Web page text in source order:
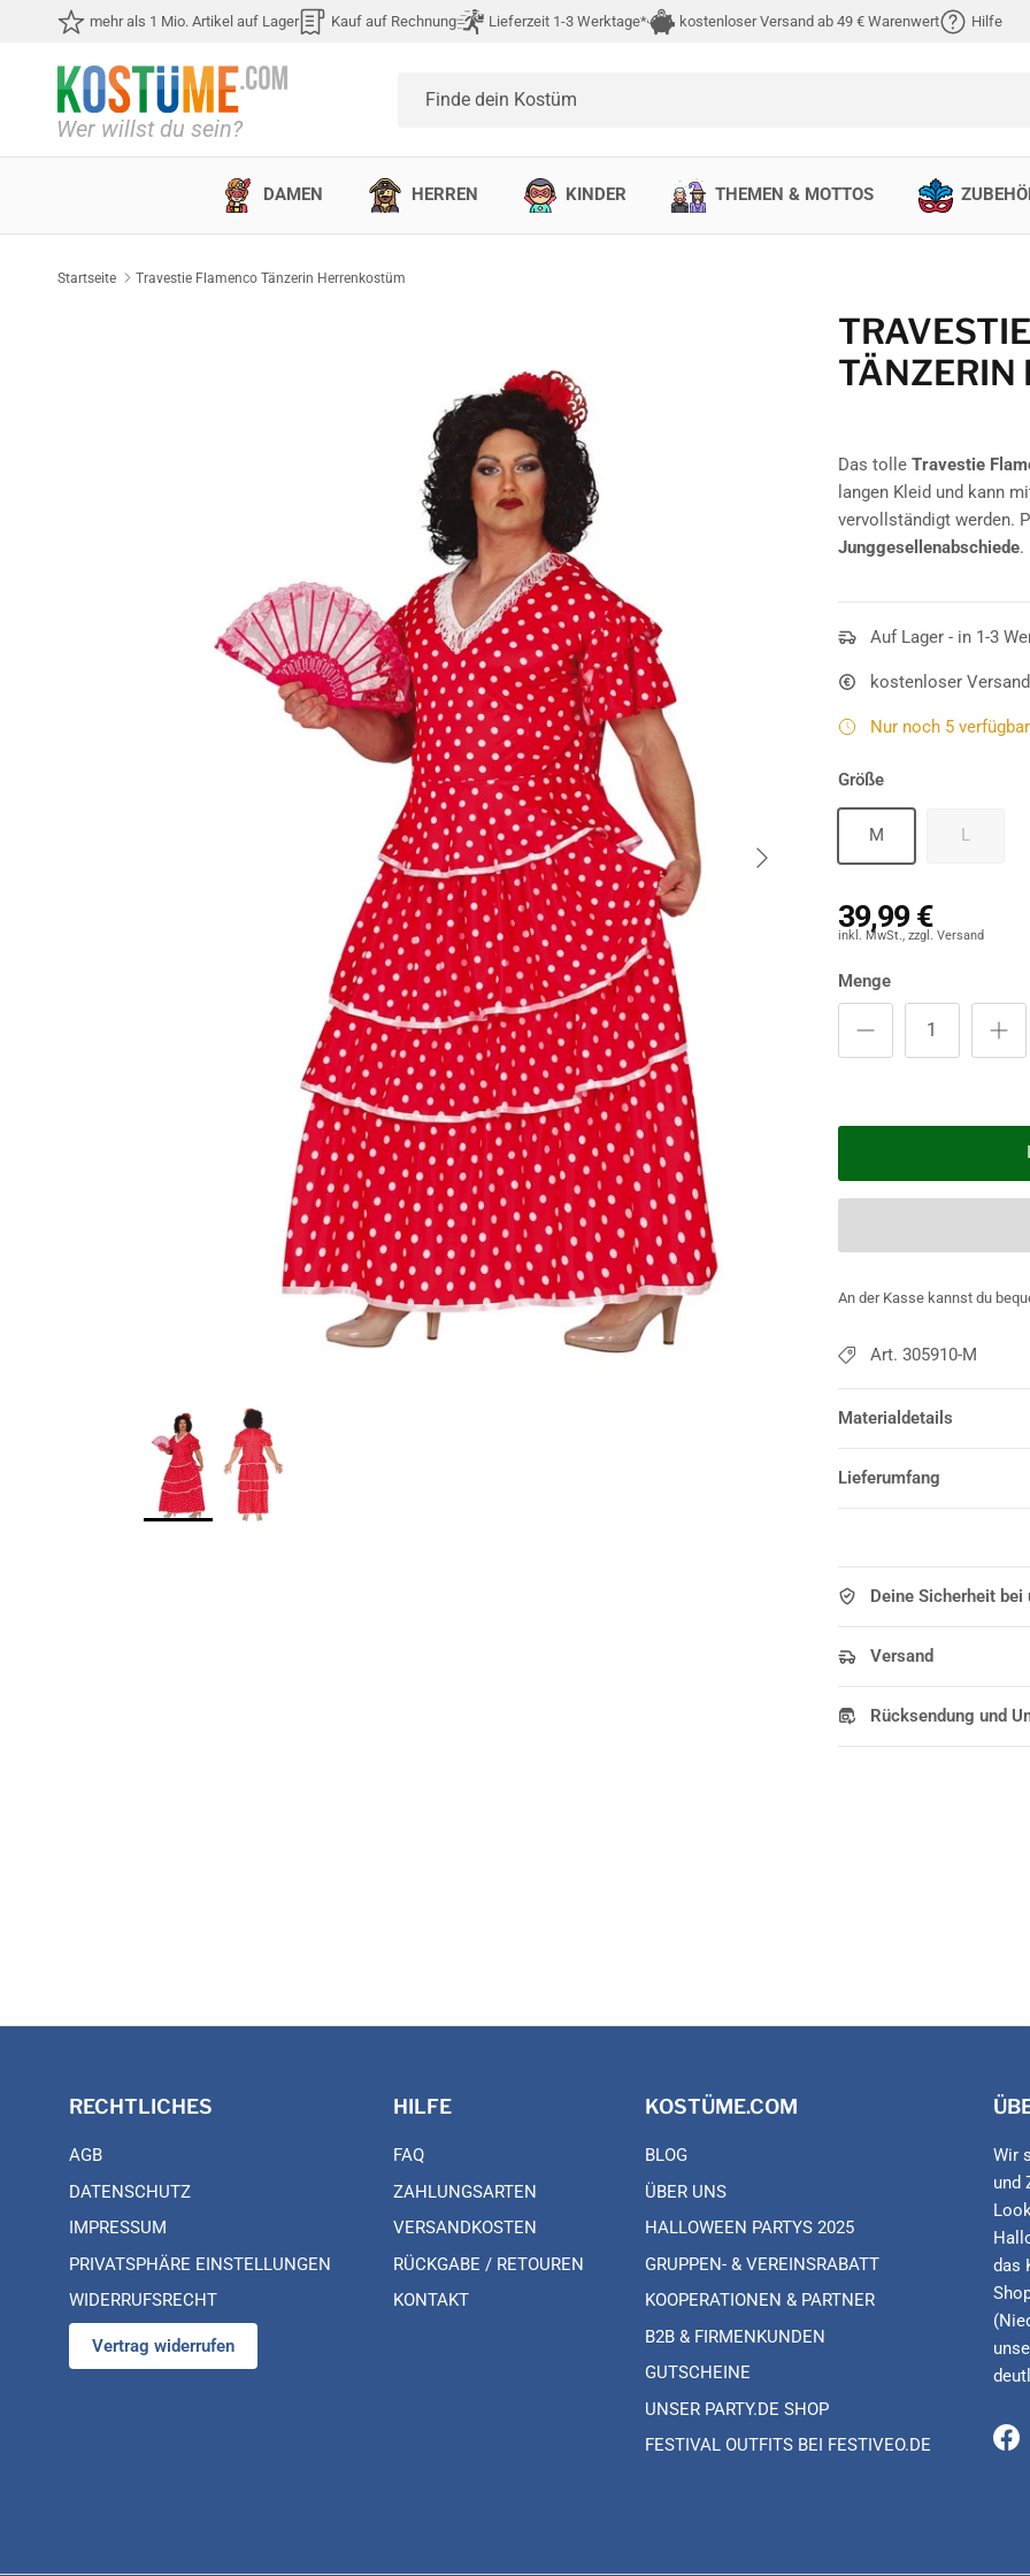
Direkt zum Inhaltmehr als 1 Mio. Artikel auf Lager Kauf auf Rechnung Lieferzeit 1-3 Werktage* kostenloser Versand ab 49 € Warenwert Hilfe
Finde dein Kostüm
DAMEN HERREN KINDER THEMEN & MOTTOS
Startseite Travestie Flamenco Tänzerin Herrenkostüm
Nächste
TÄNZERIN
Das tolle Travestie
langen Kleid und kann
vervollständigt werden.
Junggesellenabschiede.
Auf Lager - in 1-3
kostenloser
Nur noch 5
Größe
M L
39,99 €
Menge
An der Kasse kannst du
Art. 305910-M
Materialdetails
Lieferumfang
Deine Sicherheit bei
Versand
Rücksendung und
RECHTLICHES
AGB
DATENSCHUTZ
IMPRESSUM
PRIVATSPHÄRE EINSTELLUNGEN
WIDERRUFSRECHT
Vertrag widerrufen
HILFE
FAQ
ZAHLUNGSARTEN
VERSANDKOSTEN
RÜCKGABE / RETOUREN
KONTAKT
KOSTÜME.COM
BLOG
ÜBER UNS
HALLOWEEN PARTYS 2025
GRUPPEN- & VEREINSRABATT
KOOPERATIONEN & PARTNER
B2B & FIRMENKUNDEN
GUTSCHEINE
UNSER PARTY.DE SHOP
FESTIVAL OUTFITS BEI FESTIVEO.DE
Wir
und
das